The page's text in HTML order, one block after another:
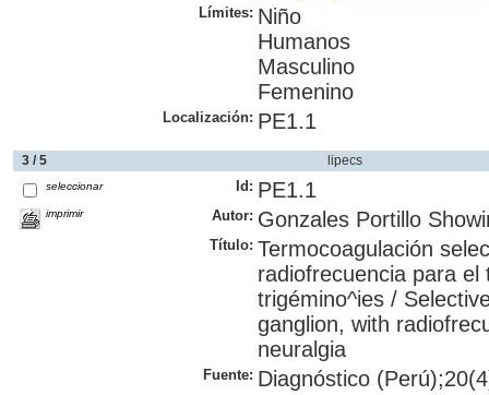
Límites: Niño
Humanos
Masculino
Femenino
Localización: PE1.1
3 / 5 lipecs
seleccionar
imprimir
Id: PE1.1
Autor: Gonzales Portillo
Título: Termocoagulación
radiofrecuencia para
trigémino^ies /
ganglion, with
neuralgia
Fuente: Diagnóstico